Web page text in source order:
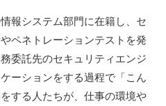
報システム部門に在籍し、セ
ペネトレーションテストを発
委託先のセキュリティエンジ
ーションをする過程で「こん
する人たちが、仕事の環境や